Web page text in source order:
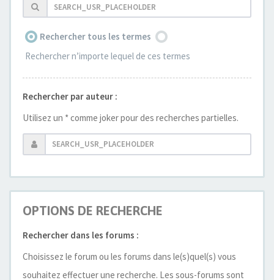
Rechercher tous les termes
Rechercher n’importe lequel de ces termes
Rechercher par auteur :
Utilisez un * comme joker pour des recherches partielles.
OPTIONS DE RECHERCHE
Rechercher dans les forums :
Choisissez le forum ou les forums dans le(s)quel(s) vous
souhaitez effectuer une recherche. Les sous-forums sont